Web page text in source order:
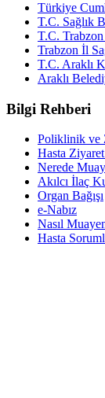
Türkiye
T.C. Sağlık
T.C.
Trabzon İl
T.C. Araklı
Araklı
Bilgi Rehberi
Poliklinik ve
Hasta
Nerede
Akılcı İlaç
Organ Bağışı
e-Nabız
Nasıl
Hasta